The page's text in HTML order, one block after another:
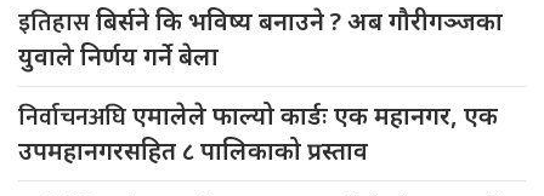
इतिहासबिर्सने कि भविष्य बनाउने ? अब गौरीगञ्जका
युवाले निर्णय गर्ने बेला
निर्वाचनअघिएमालेले फाल्यो कार्डः एक महानगर, एक
उपमहानगरसहित ८ पालिकाको प्रस्ताव